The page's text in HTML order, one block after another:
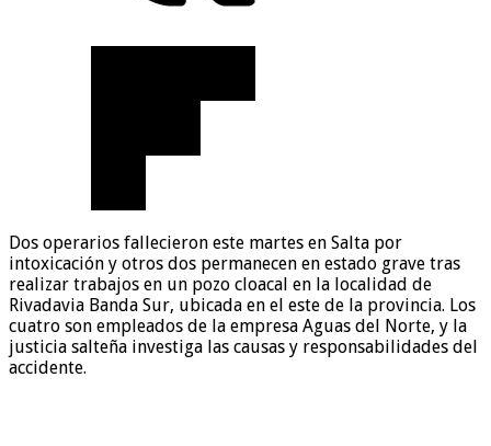
Dos operarios fallecieron este martes en Salta por
intoxicación y otros dos permanecen en estado grave tras
realizar trabajos en un pozo cloacal en la localidad de
Rivadavia Banda Sur, ubicada en el este de la provincia. Los
cuatro son empleados de la empresa Aguas del Norte, y la
justicia salteña investiga las causas y responsabilidades del
accidente.